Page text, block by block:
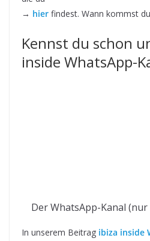
→ hier findest. Wann kommst
Kennst du schon
inside WhatsApp-
Der WhatsApp-Kanal
In unserem Beitrag ibiza inside